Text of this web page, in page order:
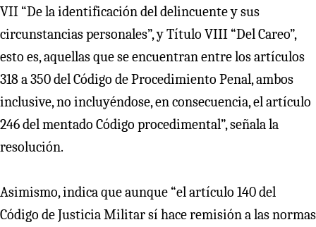
VII “De la identificación del delincuente y sus
circunstancias personales”, y Título VIII “Del Careo”,
esto es, aquellas que se encuentran entre los artículos
318 a 350 del Código de Procedimiento Penal, ambos
inclusive, no incluyéndose, en consecuencia, el artículo
246 del mentado Código procedimental”, señala la
resolución.
Asimismo, indica que aunque “el artículo 140 del
Código de Justicia Militar sí hace remisión a las normas